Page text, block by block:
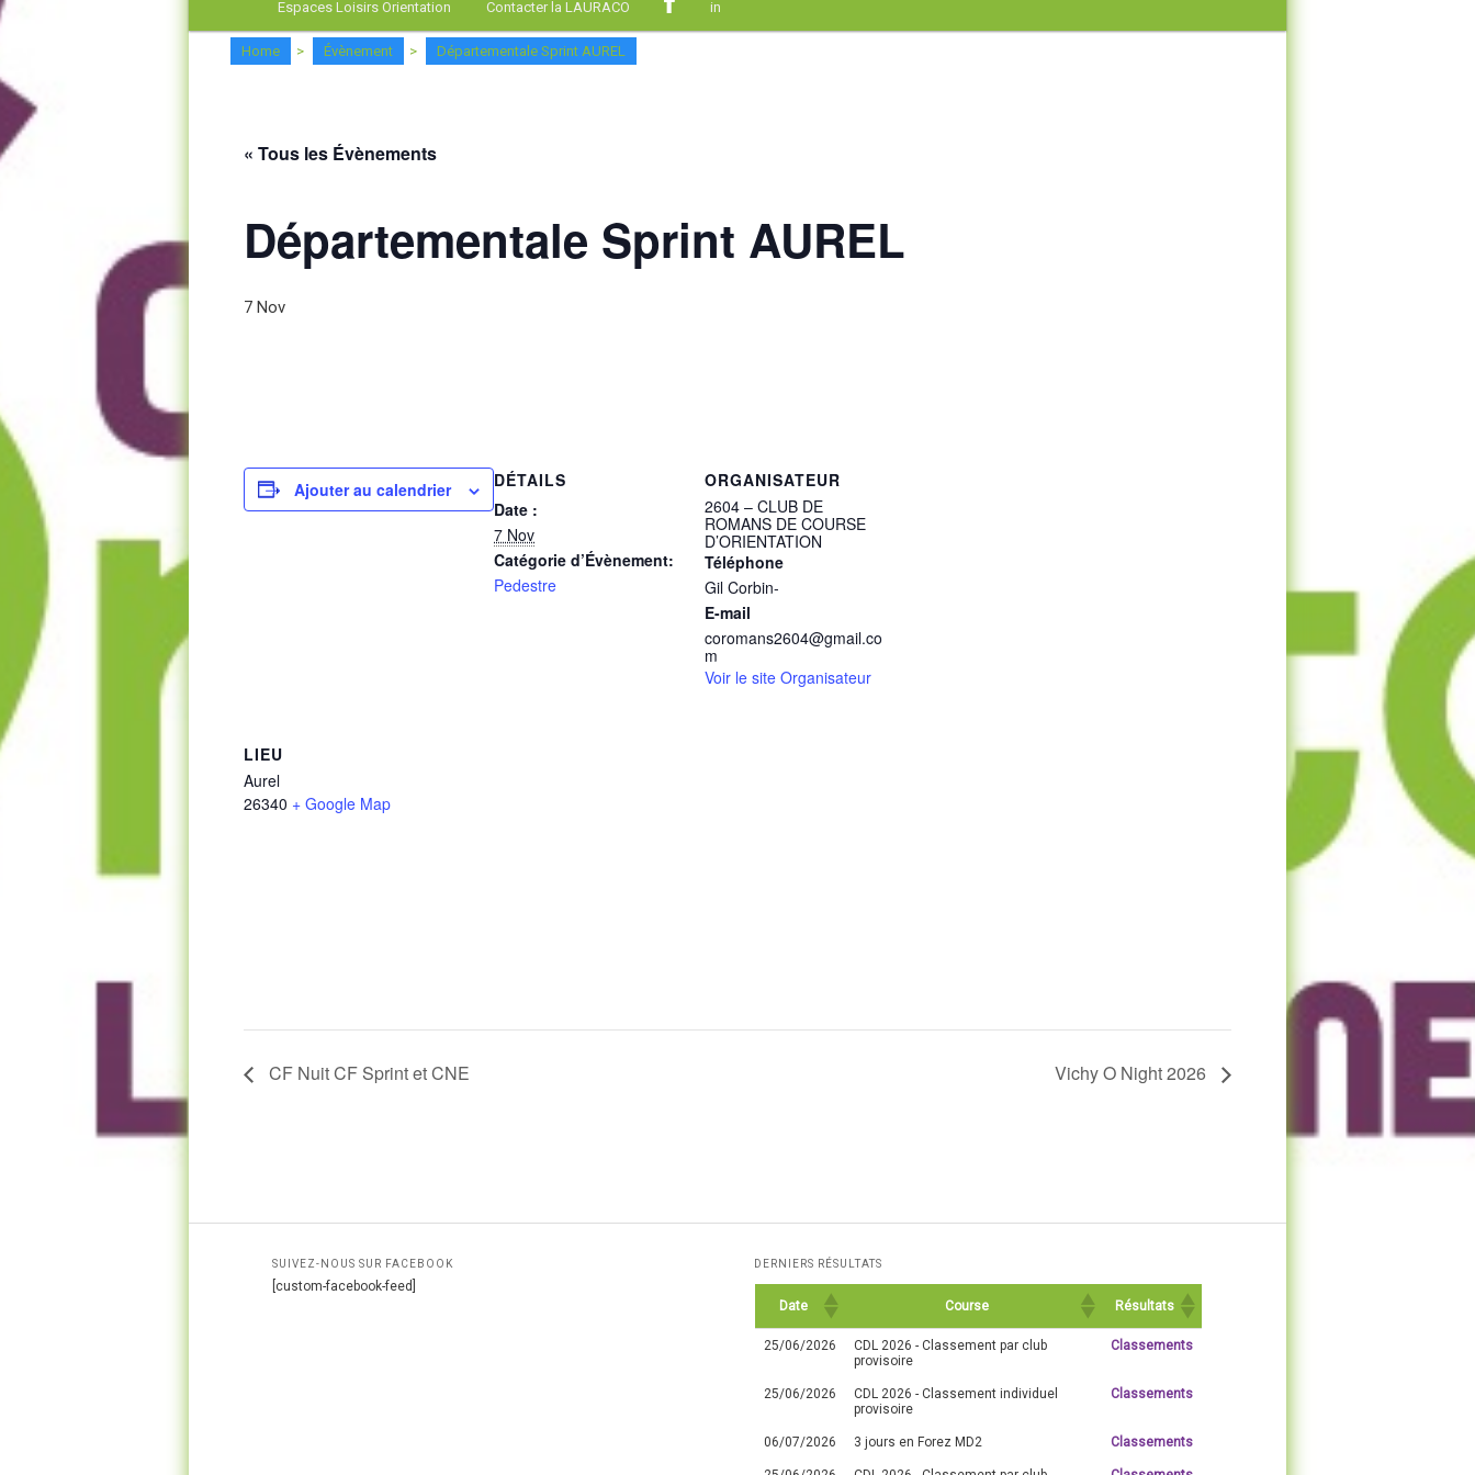
Espaces Loisirs Orientation Contacter la LAURACO in
Home > Évènement > Départementale Sprint AUREL
« Tous les Évènements
Départementale Sprint AUREL
7 Nov
Ajouter au calendrier
DÉTAILS
Date :
7 Nov
Catégorie d’Évènement:
Pedestre
ORGANISATEUR
2604 – CLUB DE
ROMANS DE COURSE
D’ORIENTATION
Téléphone
Gil Corbin-
E-mail
coromans2604@gmail.co
m
Voir le site Organisateur
LIEU
Aurel
26340 + Google Map
CF Nuit CF Sprint et CNE Vichy O Night 2026
SUIVEZ-NOUS SUR FACEBOOK
[custom-facebook-feed]
DERNIERS RÉSULTATS
Date Course Résultats
25/06/2026
CDL 2026 - Classement par club
provisoire
Classements
25/06/2026
CDL 2026 - Classement individuel
provisoire
Classements
06/07/2026 3 jours en Forez MD2 Classements